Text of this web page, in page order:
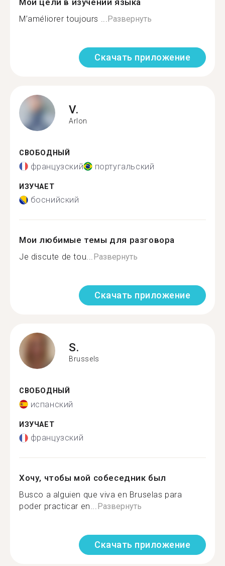
Мои цели в изучении языка
M’améliorer toujours ...Развернуть
Скачать приложение
V.
Arlon
СВОБОДНЫЙ
французский португальский
ИЗУЧАЕТ
боснийский
Мои любимые темы для разговора
Je discute de tou...Развернуть
Скачать приложение
S.
Brussels
СВОБОДНЫЙ
испанский
ИЗУЧАЕТ
французский
Хочу, чтобы мой собеседник был
Busco a alguien que viva en Bruselas para
poder practicar en...Развернуть
Скачать приложение